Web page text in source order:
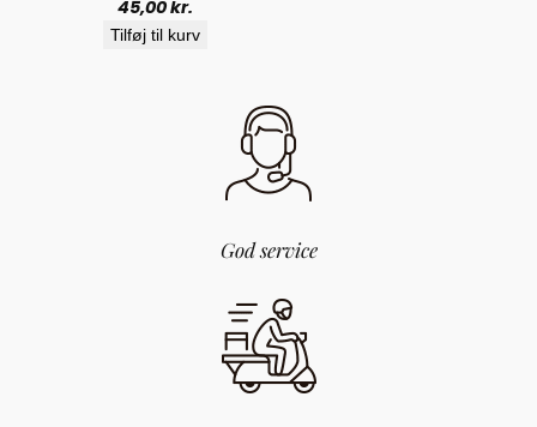
45,00kr.
Tilføj til kurv
God service